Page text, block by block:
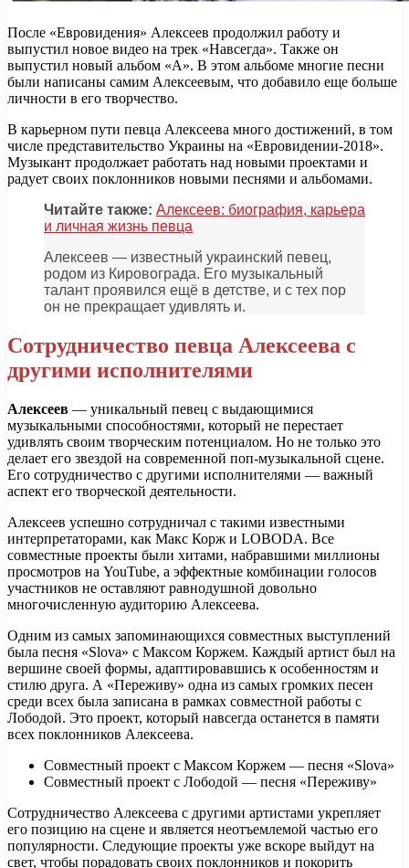
После «Евровидения» Алексеев продолжил работу и
выпустил новое видео на трек «Навсегда». Также он
выпустил новый альбом «A». В этом альбоме многие песни
были написаны самим Алексеевым, что добавило еще больше
личности в его творчество.
В карьерном пути певца Алексеева много достижений, в том
числе представительство Украины на «Евровидении-2018».
Музыкант продолжает работать над новыми проектами и
радует своих поклонников новыми песнями и альбомами.
Читайте также: Алексеев: биография, карьера
и личная жизнь певца
Алексеев — известный украинский певец,
родом из Кировограда. Его музыкальный
талант проявился ещё в детстве, и с тех пор
он не прекращает удивлять и.
Сотрудничество певца Алексеева с
другими исполнителями
Алексеев — уникальный певец с выдающимися
музыкальными способностями, который не перестает
удивлять своим творческим потенциалом. Но не только это
делает его звездой на современной поп-музыкальной сцене.
Его сотрудничество с другими исполнителями — важный
аспект его творческой деятельности.
Алексеев успешно сотрудничал с такими известными
интерпретаторами, как Макс Корж и LOBODA. Все
совместные проекты были хитами, набравшими миллионы
просмотров на YouTube, а эффектные комбинации голосов
участников не оставляют равнодушной довольно
многочисленную аудиторию Алексеева.
Одним из самых запоминающихся совместных выступлений
была песня «Slova» с Максом Коржем. Каждый артист был на
вершине своей формы, адаптировавшись к особенностям и
стилю друга. А «Переживу» одна из самых громких песен
среди всех была записана в рамках совместной работы с
Лободой. Это проект, который навсегда останется в памяти
всех поклонников Алексеева.
Совместный проект с Максом Коржем — песня «Slova»
Совместный проект с Лободой — песня «Переживу»
Сотрудничество Алексеева с другими артистами укрепляет
его позицию на сцене и является неотъемлемой частью его
популярности. Следующие проекты уже вскоре выйдут на
свет, чтобы порадовать своих поклонников и покорить